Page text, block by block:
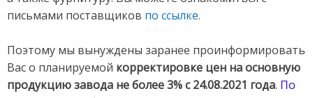
письмами поставщиков по ссылке.
Поэтому мы вынуждены заранее проинформировать
Вас о планируемой корректировке цен на основную
продукцию завода не более 3% с 24.08.2021 года. По